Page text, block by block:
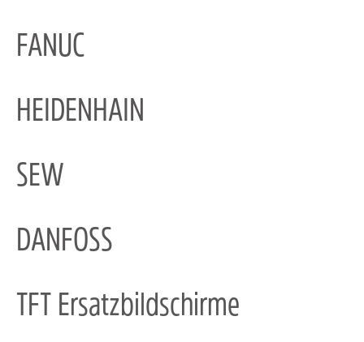
FANUC
HEIDENHAIN
SEW
DANFOSS
TFT Ersatzbildschirme